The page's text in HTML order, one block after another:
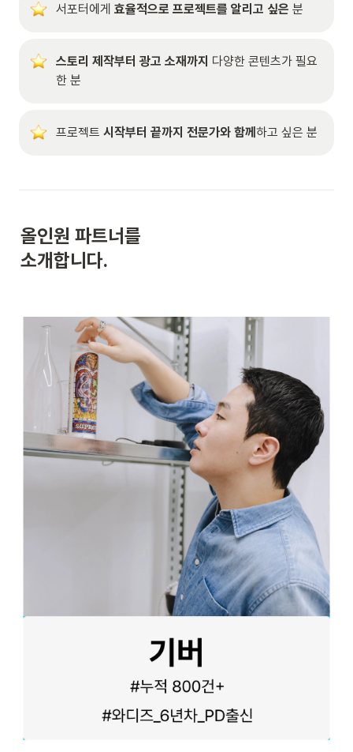
서포터에게 효율적으로 프로젝트를 알리고 싶은 분
스토리 제작부터 광고 소재까지 다양한 콘텐츠가 필요
한 분
프로젝트 시작부터 끝까지 전문가와 함께 하고 싶은 분
올인원 파트너를
소개합니다.